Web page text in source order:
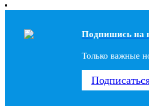
Подпишись на
Только важные